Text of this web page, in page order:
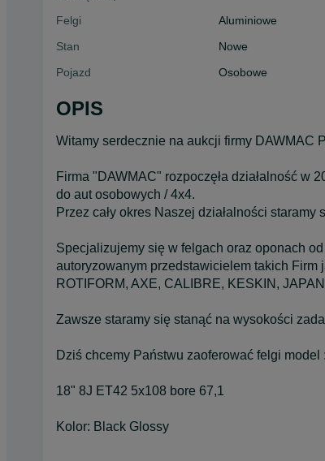
Felgi
Aluminiowe
Stan
Nowe
Pojazd
Osobowe
OPIS
Witamy serdecznie na aukcji firmy DAWMAC
Firma "DAWMAC" rozpoczęła działalność w
do aut osobowych / 4x4.
Przez cały okres Naszej działalności
Specjalizujemy się w felgach oraz oponach
autoryzowanym przedstawicielem takich
ROTIFORM, AXE, CALIBRE, KESKIN,
Zawsze staramy się stanąć na wysokości
Dziś chcemy Państwu zaoferować felgi
18" 8J ET42 5x108 bore 67,1
Kolor: Black Glossy